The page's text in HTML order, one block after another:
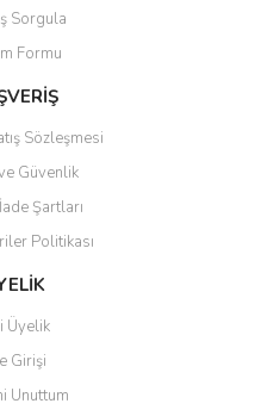
Sorgula
Formu
Sözleşmesi
Güvenlik
Şartları
Politikası
Üyelik
Girişi
Unuttum